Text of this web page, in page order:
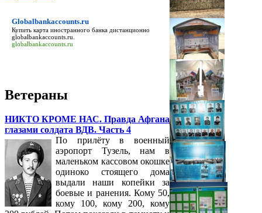
Globalbankaccounts.ru
Купить карта иностранного банка дистанционно
globalbankaccounts.ru
globalbankaccounts.ru
Ветераны
НИКТО КРОМЕ НАС. Правда Афгана
глазами солдата ВДВ. Часть 4
По прилёту в военный
аэропорт Тузель, нам в
маленьком кассовом окошке
одиноко стоящего дома
выдали наши копейки за
боевые и ранения. Кому 50,
кому 100, кому 200, кому